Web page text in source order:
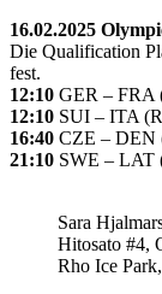
16.02.2025
Die Qualification
fest.
12:10 GER – FRA
12:10 SUI – ITA
16:40 CZE – DEN
21:10 SWE – LAT
Sara
Hitosato #4,
Rho Ice